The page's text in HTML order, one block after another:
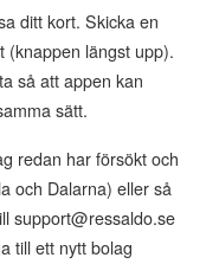
ditt kort. Skicka en
(knappen längst upp).
så att appen kan
sätt.
redan har försökt och
och Dalarna) eller så
support@ressaldo.se
till ett nytt bolag